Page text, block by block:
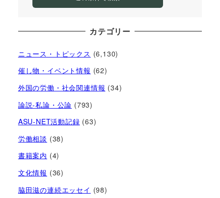
カテゴリー
ニュース・トピックス (6,130)
催し物・イベント情報 (62)
外国の労働・社会関連情報 (34)
論説-私論・公論 (793)
ASU-NET活動記録 (63)
労働相談 (38)
書籍案内 (4)
文化情報 (36)
脇田滋の連続エッセイ (98)